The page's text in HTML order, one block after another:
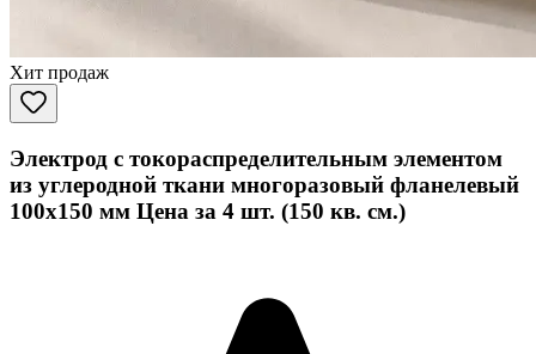
Хит продаж
Электрод с токораспределительным элементом
из углеродной ткани многоразовый фланелевый
100x150 мм Цена за 4 шт. (150 кв. см.)